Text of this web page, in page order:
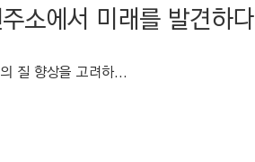
소에서 미래를 발견하다
질 향상을 고려하...